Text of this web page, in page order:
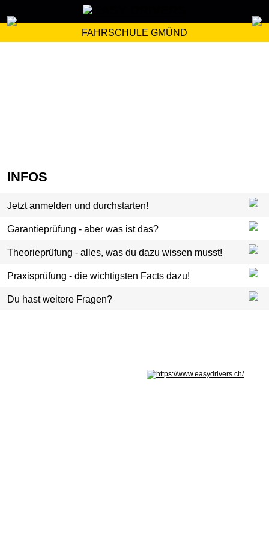
FAHRSCHULE GMÜND
INFOS
Jetzt anmelden und durchstarten!
Garantieprüfung - aber was ist das?
Theorieprüfung - alles, was du dazu wissen musst!
Praxisprüfung - die wichtigsten Facts dazu!
Du hast weitere Fragen?